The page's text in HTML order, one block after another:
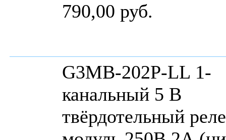
790,00 руб.
G3MB-202P-LL 1-
канальный 5 В
твёрдотельный